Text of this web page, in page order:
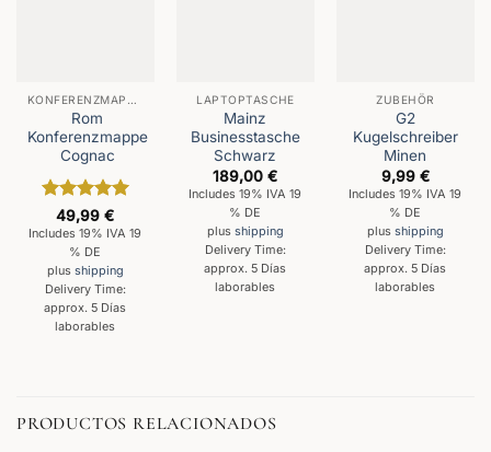
KONFERENZMAPPEN
Rom
Konferenzmappe
Cognac
Valorado
con 5de 5
49,99€
Includes 19% IVA 19
% DE
plus shipping
Delivery Time:
approx. 5 Días
laborables
LAPTOPTASCHE
Mainz
Businesstasche
Schwarz
189,00€
Includes 19% IVA 19
% DE
plus shipping
Delivery Time:
approx. 5 Días
laborables
ZUBEHÖR
G2
Kugelschreiber
Minen
9,99 €
Includes 19% IVA 19
% DE
plus shipping
Delivery Time:
approx. 5 Días
laborables
PRODUCTOS RELACIONADOS